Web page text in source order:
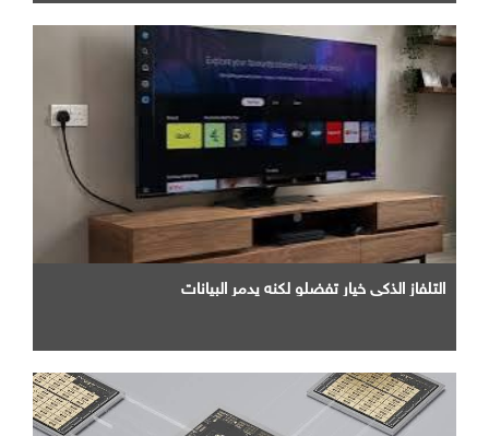
التلفاز الذكي خيار تفضلو لكنه يدمر البيانات